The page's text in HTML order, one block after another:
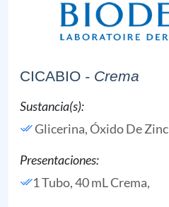
CICABIO - Crema
Sustancia(s):
Glicerina,Óxido De Zinc
Presentaciones:
1 Tubo, 40 mL Crema,